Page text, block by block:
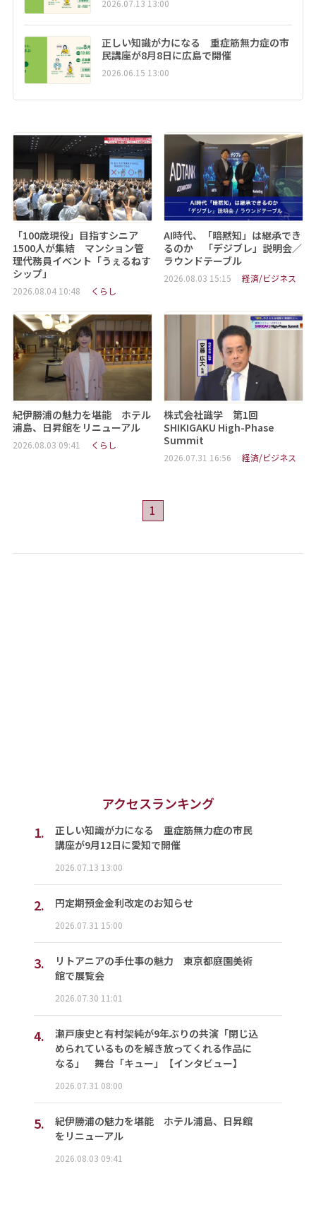
2026.07.13 13:00
正しい知識が力になる 重症筋無力症の市
民講座が8月8日に広島で開催
2026.06.15 13:00
「100歳現役」目指すシニア
1500人が集結 マンション管
理代務員イベント「うぇるねす
シップ」
2026.08.04 10:48 くらし
AI時代、「暗黙知」は継承でき
るのか 「デジブレ」説明会／
ラウンドテーブル
2026.08.03 15:15 経済/ビジネス
紀伊勝浦の魅力を堪能 ホテル
浦島、日昇館をリニューアル
2026.08.03 09:41 くらし
株式会社識学 第1回
SHIKIGAKU High-Phase
Summit
2026.07.31 16:56 経済/ビジネス
1
アクセスランキング
1.
正しい知識が力になる 重症筋無力症の市民
講座が9月12日に愛知で開催
2026.07.13 13:00
2. 円定期預金金利改定のお知らせ
2026.07.31 15:00
3.
リトアニアの手仕事の魅力 東京都庭園美術
館で展覧会
2026.07.30 11:01
4.
瀬戸康史と有村架純が9年ぶりの共演「閉じ込
められているものを解き放ってくれる作品に
なる」 舞台「キュー」【インタビュー】
2026.07.31 08:00
5.
紀伊勝浦の魅力を堪能 ホテル浦島、日昇館
をリニューアル
2026.08.03 09:41